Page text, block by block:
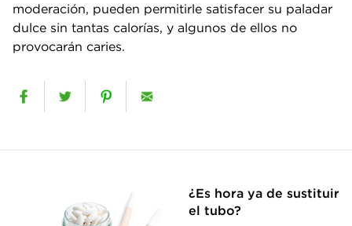
moderación, pueden permitirle satisfacer su paladar
dulce sin tantas calorías, y algunos de ellos no
provocarán caries.
¿Es hora ya de sustituir
el tubo?